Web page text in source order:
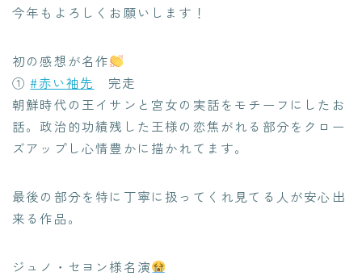
今年もよろしくお願いします！
初の感想が名作
①#赤い袖先
完走
朝鮮時代の王イサンと宮女の実話をモチーフにしたお
話。政治的功績残した王様の恋焦がれる部分をクロー
ズアップし心情豊かに描かれてます。
最後の部分を特に丁寧に扱ってくれ見てる人が安心出
来る作品。
ジュノ・セヨン様名演